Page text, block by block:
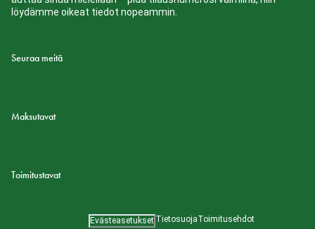
löydämme oikeat tiedot nopeammin.
Seuraa meitä
Maksutavat
Toimitustavat
Evästeasetukset TietosuojaToimitusehdot